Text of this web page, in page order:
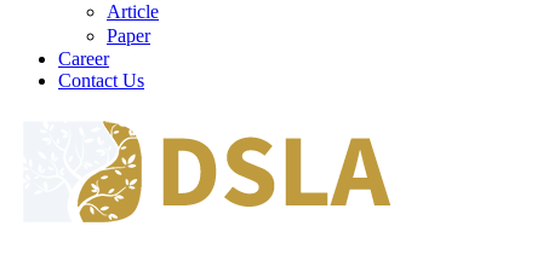
Article
Paper
Career
Contact Us